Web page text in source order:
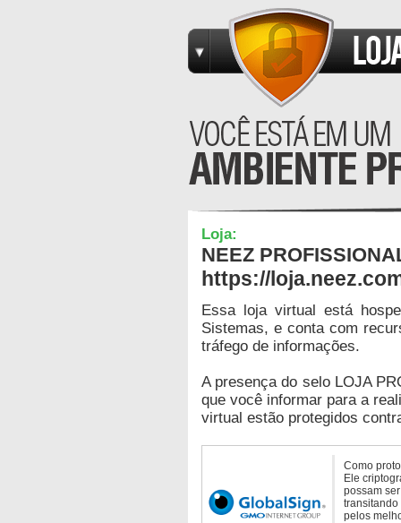
Loja:
NEEZ
https://
Essa loja virtual está
Sistemas, e conta com
tráfego de informações.
A presença do selo LOJA
que você informar para a
virtual estão protegidos
Como
Ele
possam
transitando
pelos